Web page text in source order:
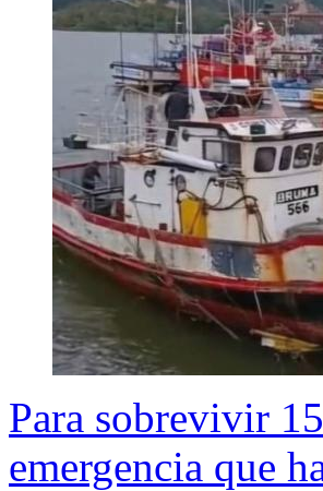
Para sobrevivir
emergencia que